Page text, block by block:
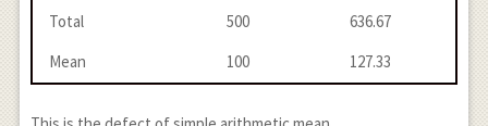
100}
Total
500
636.67
Mean
100 127.33